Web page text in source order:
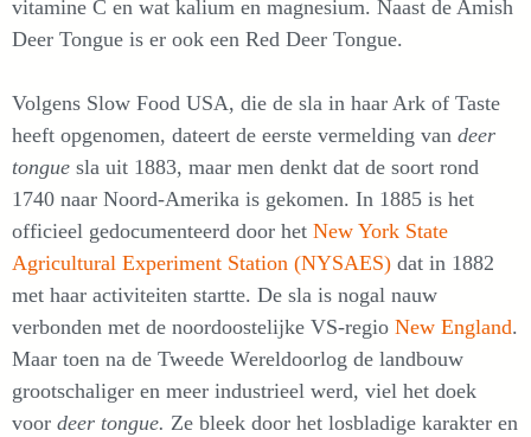
vitamine C en wat kalium en magnesium. Naast de Amish
Deer Tongue is er ook een Red Deer Tongue.
Volgens Slow Food USA, die de sla in haar Ark of Taste
heeft opgenomen, dateert de eerste vermelding van deer
tongue sla uit 1883, maar men denkt dat de soort rond
1740 naar Noord-Amerika is gekomen. In 1885 is het
officieel gedocumenteerd door het New York State
Agricultural Experiment Station (NYSAES) dat in 1882
met haar activiteiten startte. De sla is nogal nauw
verbonden met de noordoostelijke VS-regio New England.
Maar toen na de Tweede Wereldoorlog de landbouw
grootschaliger en meer industrieel werd, viel het doek
voor deer tongue. Ze bleek door het losbladige karakter en